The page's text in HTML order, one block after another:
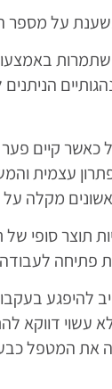
על מספר
כאשר קיים
פתרון עצמית
מקלה
תוצר סופי
לעבודה
להיפגע
עשוי דווקא
את המטפל